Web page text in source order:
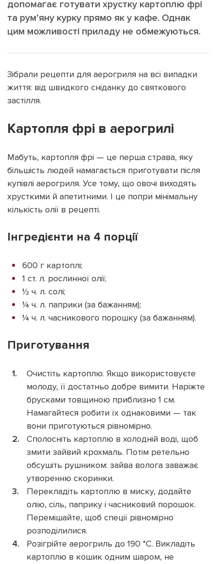
Зв'язатися з нами
[email protected] Реклама на сайті
Наші соц мережі
Підтримати dyvys.info
допомагає готувати хрустку картоплю фрі
та рум’яну курку прямо як у кафе. Однак
цим можливості приладу не обмежуються.
Зібрали рецепти для аерогриля на всі випадки
життя: від швидкого сніданку до святкового
застілля.
Картопля фрі в аерогрилі
Мабуть, картопля фрі — це перша страва, яку
більшість людей намагається приготувати після
купівлі аерогриля. Усе тому, що овочі виходять
хрусткими й апетитними. І це попри мінімальну
кількість олії в рецепті.
Інгредієнти на 4 порції
600 г картоплі;
1 ст. л. рослинної олії;
½ ч. л. солі;
¼ ч. л. паприки (за бажанням);
¼ ч. л. часникового порошку (за бажанням).
Приготування
Очистіть картоплю. Якщо використовуєте
молоду, її достатньо добре вимити. Наріжте
брусками товщиною приблизно 1 см.
Намагайтеся робити їх однаковими — так
вони приготуються рівномірно.
Сполосніть картоплю в холодній воді, щоб
змити зайвий крохмаль. Потім ретельно
обсушіть рушником: зайва волога заважає
утворенню скоринки.
Перекладіть картоплю в миску, додайте
олію, сіль, паприку і часниковий порошок.
Перемішайте, щоб спеції рівномірно
розподілилися.
Розігрійте аерогриль до 190 °C. Викладіть
картоплю в кошик одним шаром, не